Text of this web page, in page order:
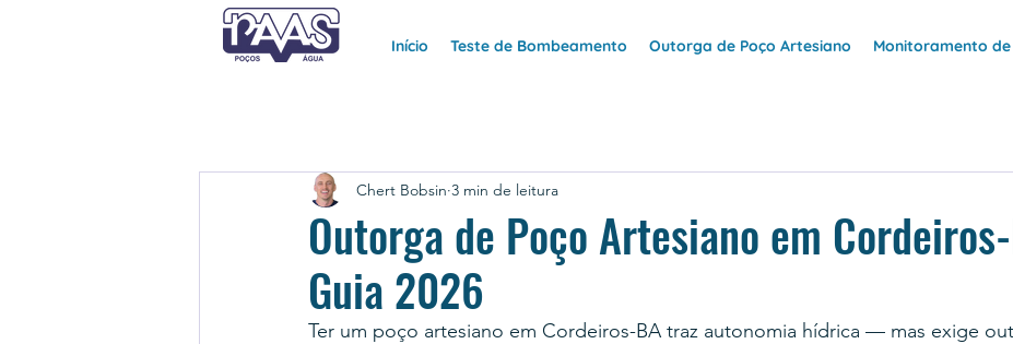
Início Teste de Bombeamento Outorga de Poço Artesiano Monitoramento
Outorga de Poço Artesiano em
Guia 2026
Chert Bobsin 3 min de leitura
Ter um poço artesiano em Cordeiros-BA traz autonomia hídrica — mas exige